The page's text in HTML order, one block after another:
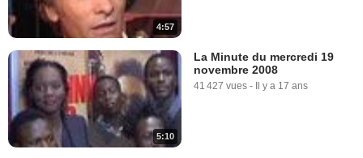
4:57
5:10
La Minute du mercredi 19
novembre 2008
41 427 vues - Il y a 17 ans